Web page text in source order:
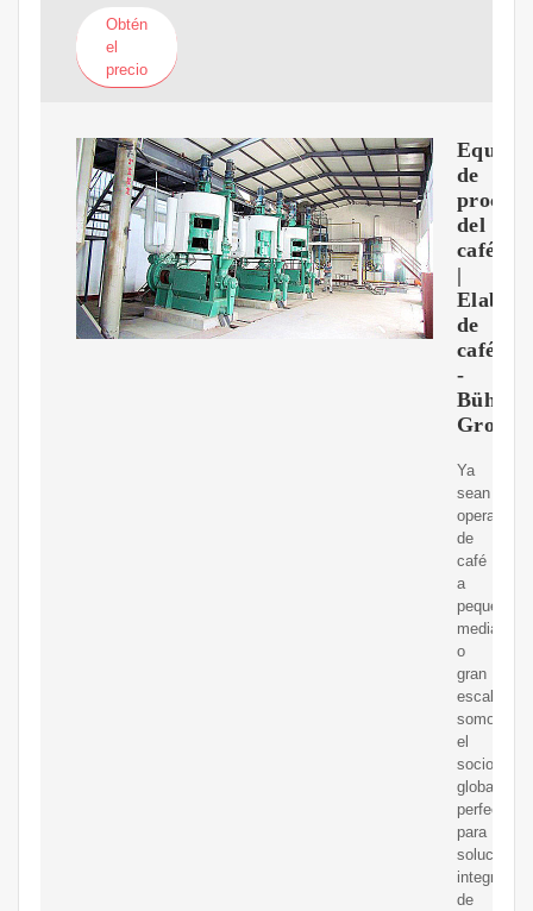
Obtén
el
precio
Equipo
de
del
café
|
de
café
-
Bühler
Group
Ya
sean
de
café
a
pequeña,
mediana
o
gran
escala,
somos
el
socio
global
perfecto
para
soluciones
integradas
de